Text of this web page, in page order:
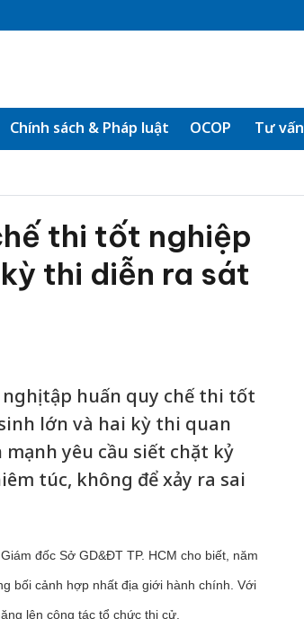
Chính sách & Pháp luật OCOP Tư vấn
thi tốt nghiệp
thi diễn ra sát
nghị tập huấn quy chế thi tốt
lớn và hai kỳ thi quan
yêu cầu siết chặt kỷ
túc, không để xảy ra sai
đốc Sở GD&ĐT TP. HCM cho biết, năm
bối cảnh hợp nhất địa giới hành chính. Với
lên công tác tổ chức thi cử.